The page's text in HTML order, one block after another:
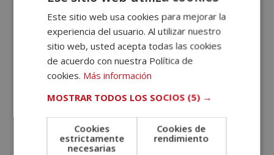
Este sitio web usa cookies para mejorar la
experiencia del usuario. Al utilizar nuestro
sitio web, usted acepta todas las cookies
de acuerdo con nuestra Política de
cookies. Más información
MOSTRAR TODOS LOS SOCIOS (5) →
Cookies
estrictamente
necesarias
Cookies de
rendimiento